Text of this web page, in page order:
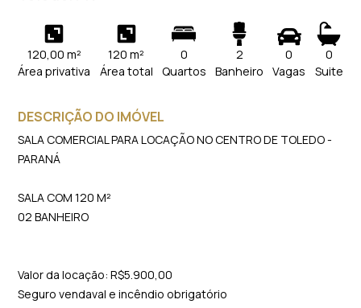
120,00 m²
Área privativa
120 m²
Área total
0
Quartos
2
Banheiro
0
Vagas
0
Suite
DESCRIÇÃO DO IMÓVEL
SALA COMERCIAL PARA LOCAÇÃO NO CENTRO DE TOLEDO -
PARANÁ
SALA COM 120 M²
02 BANHEIRO
Valor da locação: R$5.900,00
Seguro vendaval e incêndio obrigatório